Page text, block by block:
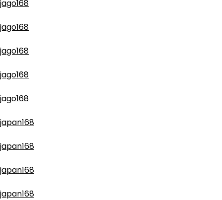
jago168
jago168
jago168
jago168
jago168
japan168
japan168
japan168
japan168